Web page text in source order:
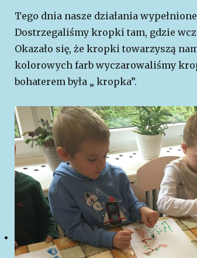
Tego dnia nasze działania
Dostrzegaliśmy kropki tam, gdzie
Okazało się, że kropki towarzyszą
kolorowych farb wyczarowaliśmy
bohaterem była „ kropka”.